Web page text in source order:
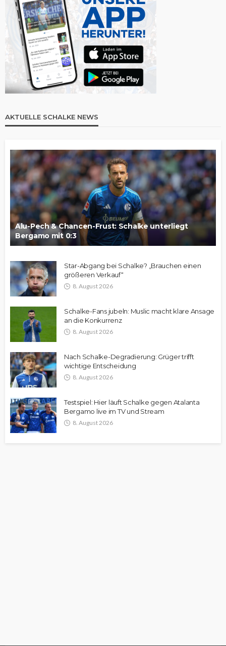
AKTUELLE SCHALKE NEWS
Alu-Pech & Chancen-Frust: Schalke unterliegt
Bergamo mit 0:3
Star-Abgang bei Schalke? „Brauchen einen
größeren Verkauf“
8. August 2026
Schalke-Fans jubeln: Muslic macht klare Ansage
an die Konkurrenz
8. August 2026
Nach Schalke-Degradierung: Grüger trifft
wichtige Entscheidung
8. August 2026
Testspiel: Hier läuft Schalke gegen Atalanta
Bergamo live im TV und Stream
8. August 2026